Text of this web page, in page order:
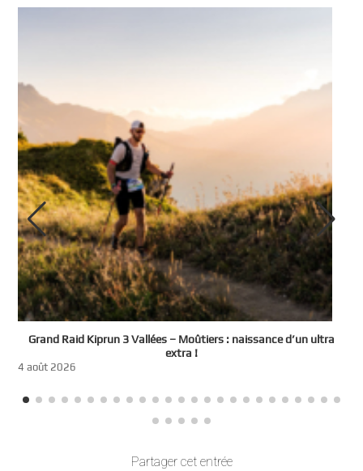
Grand Raid Kiprun 3 Vallées – Moûtiers : naissance d’un ultra
extra !
4 août 2026
Partager cet entrée